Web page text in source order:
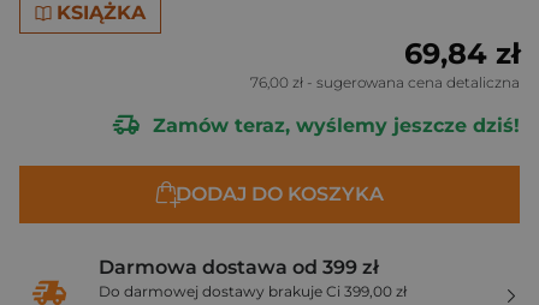
KSIĄŻKA
69,84 zł
76,00 zł - sugerowana cena detaliczna
Zamów teraz, wyślemy jeszcze dziś!
DODAJ DO KOSZYKA
Darmowa dostawa od 399 zł
Do darmowej dostawy brakuje Ci 399,00 zł